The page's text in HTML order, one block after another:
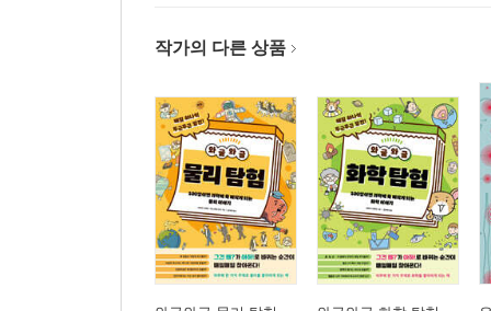
작가의 다른 상품